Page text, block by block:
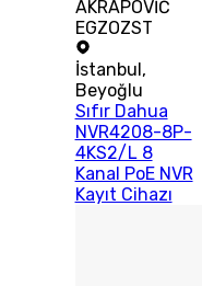
AKRAPOVİČ
EGZOZST
İstanbul ,
Beyoğlu
Sıfır Dahua
NVR4208-8P-
4KS2/L 8
Kanal PoE NVR
Kayıt Cihazı